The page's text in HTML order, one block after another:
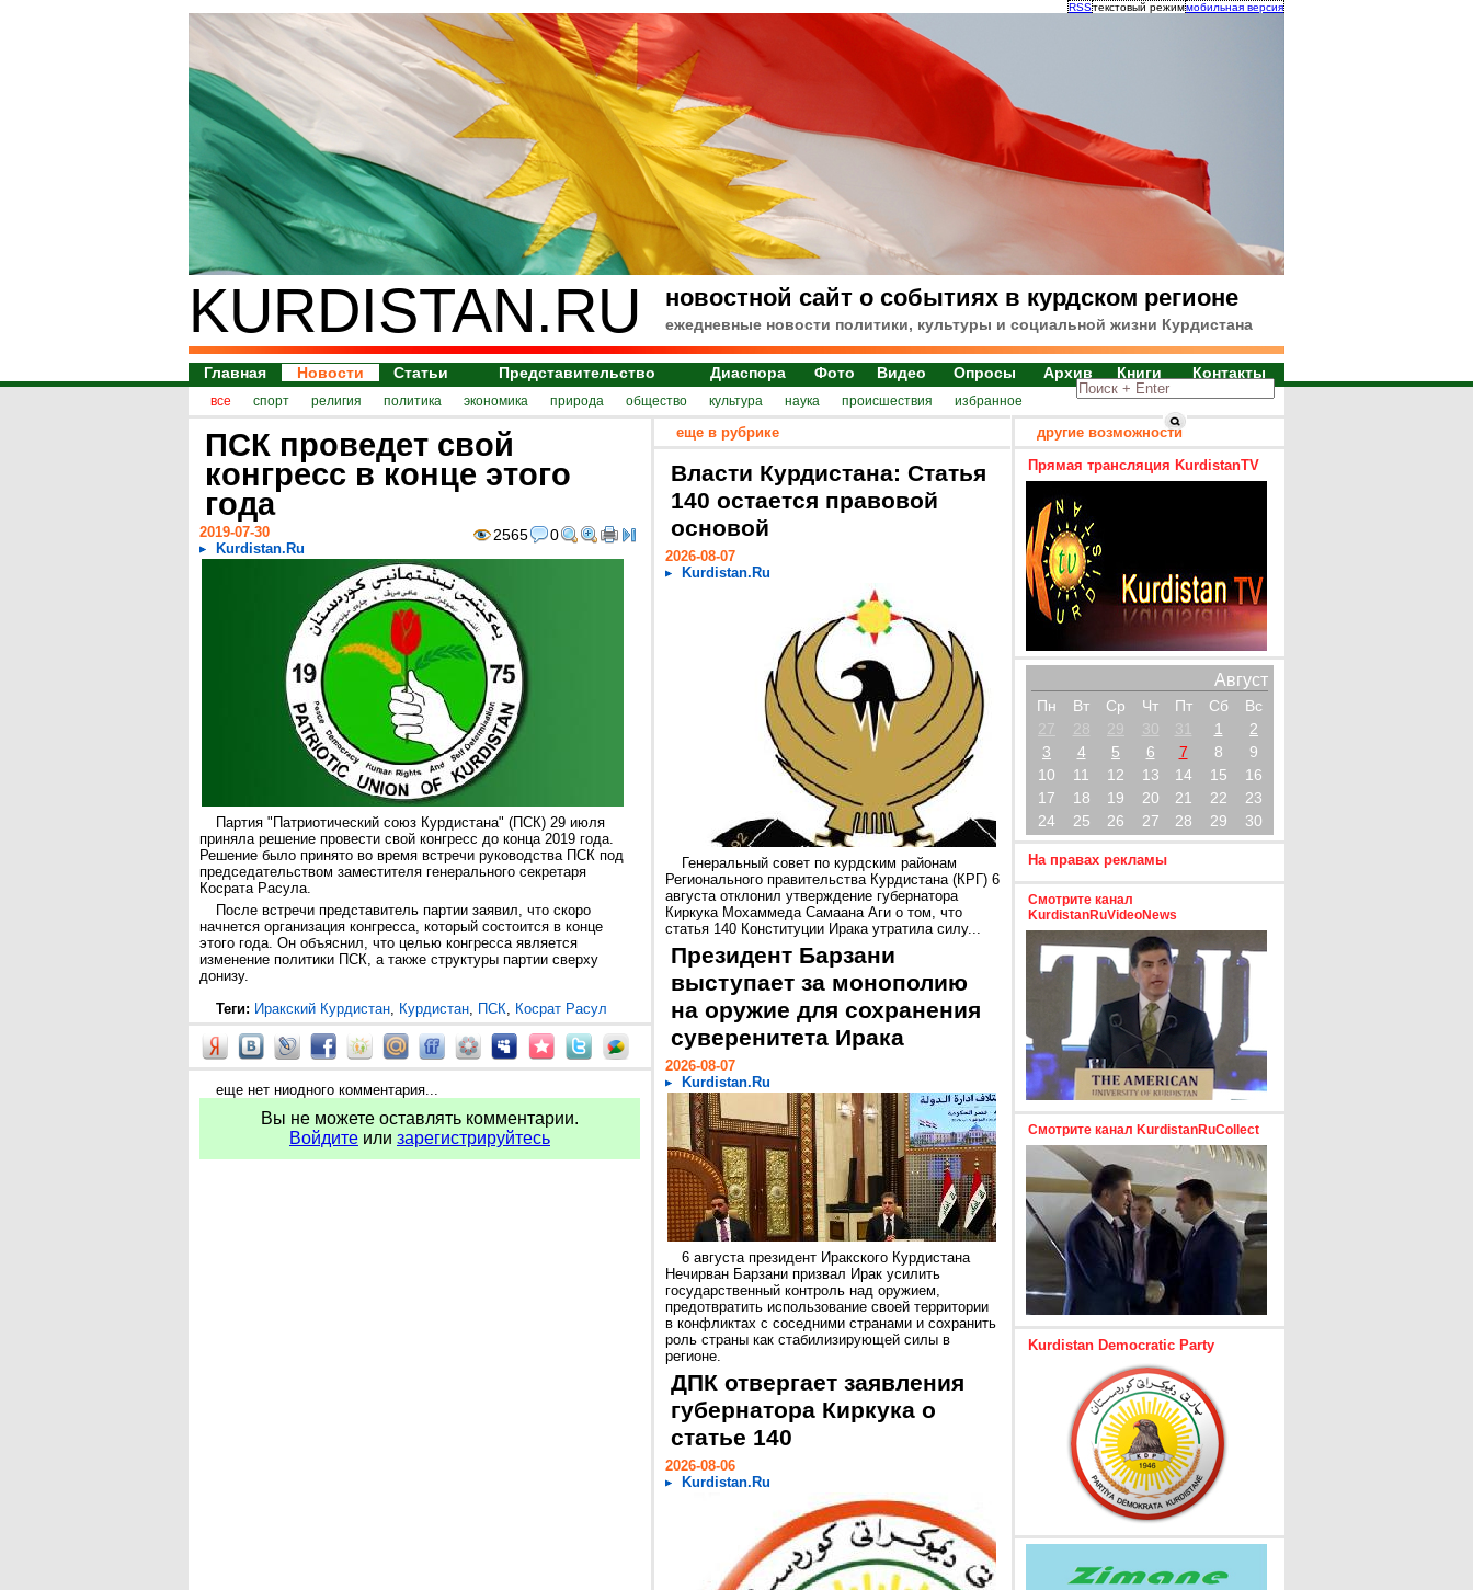
RSSтекстовый режиммобильная версия
KURDISTAN.RU новостной сайт о событиях в курдском регионе
ежедневные новости политики, культуры и социальной жизни Курдистана
Главная Новости Статьи Представительство Диаспора Фото Видео Опросы Архив Книги Контакты
все спорт религия политика экономика природа общество культура наука происшествия избранное
ПСК проведет свой
конгресс в конце этого
года
2565 0
2019-07-30
Kurdistan.Ru
Партия "Патриотический союз Курдистана" (ПСК) 29 июля
приняла решение провести свой конгресс до конца 2019 года.
Решение было принято во время встречи руководства ПСК под
председательством заместителя генерального секретаря
Косрата Расула.
После встречи представитель партии заявил, что скоро
начнется организация конгресса, который состоится в конце
этого года. Он объяснил, что целью конгресса является
изменение политики ПСК, а также структуры партии сверху
донизу.
Теги: Иракский Курдистан, Курдистан, ПСК, Косрат Расул
еще нет ниодного комментария...
Вы не можете оставлять комментарии.
Войдите или зарегистрируйтесь
еще в рубрике
Власти Курдистана: Статья
140 остается правовой
основой
2026-08-07
Kurdistan.Ru
Генеральный совет по курдским районам
Регионального правительства Курдистана (КРГ) 6
августа отклонил утверждение губернатора
Киркука Мохаммеда Самаана Аги о том, что
статья 140 Конституции Ирака утратила силу...
Президент Барзани
выступает за монополию
на оружие для сохранения
суверенитета Ирака
2026-08-07
Kurdistan.Ru
6 августа президент Иракского Курдистана
Нечирван Барзани призвал Ирак усилить
государственный контроль над оружием,
предотвратить использование своей территории
в конфликтах с соседними странами и сохранить
роль страны как стабилизирующей силы в
регионе.
ДПК отвергает заявления
губернатора Киркука о
статье 140
2026-08-06
Kurdistan.Ru
другие возможности
Прямая трансляция KurdistanTV
Август
Пн Вт Ср Чт Пт Сб
Вс
27
28 29 30 31 1
2
3
4 5 6 7 8
9
10
11 12 13 14 15
16
17
18 19 20 21 22
23
24
25 26 27 28 29 30
На правах рекламы
Смотрите канал
KurdistanRuVideoNews
Смотрите канал KurdistanRuCollect
Kurdistan Democratic Party